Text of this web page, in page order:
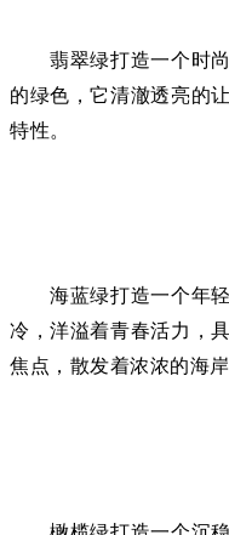
翡翠绿打造一个时尚
的绿色，它清澈透亮的
特性。
海蓝绿打造一个年轻
冷，洋溢着青春活力，
焦点，散发着浓浓的海岸